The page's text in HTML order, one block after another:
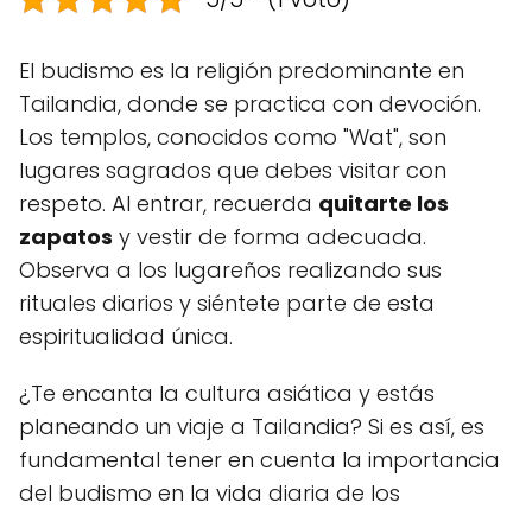
El budismo es la religión predominante en
Tailandia, donde se practica con devoción.
Los templos, conocidos como "Wat", son
lugares sagrados que debes visitar con
respeto. Al entrar, recuerda quitarte los
zapatos y vestir de forma adecuada.
Observa a los lugareños realizando sus
rituales diarios y siéntete parte de esta
espiritualidad única.
¿Te encanta la cultura asiática y estás
planeando un viaje a Tailandia? Si es así, es
fundamental tener en cuenta la importancia
del budismo en la vida diaria de los